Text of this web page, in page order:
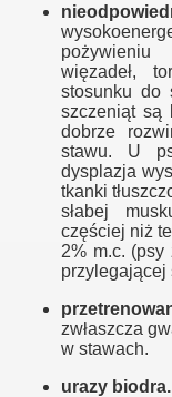
pożywieniu
więzadeł,
stosunku do
szczeniąt są
dobrze
stawu. U
dysplazja
tkanki
słabej
częściej niż
2% m.c.
przylegającej
zwłaszcza
w stawach.
urazy biodra.